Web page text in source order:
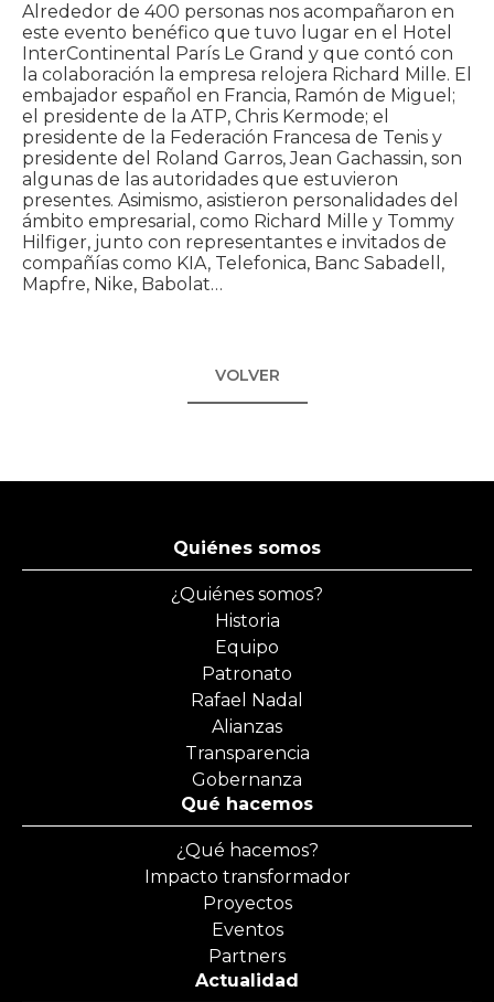
Alrededor de 400 personas nos acompañaron en
este evento benéfico que tuvo lugar en el Hotel
InterContinental París Le Grand y que contó con
la colaboración la empresa relojera Richard Mille. El
embajador español en Francia, Ramón de Miguel;
el presidente de la ATP, Chris Kermode; el
presidente de la Federación Francesa de Tenis y
presidente del Roland Garros, Jean Gachassin, son
algunas de las autoridades que estuvieron
presentes. Asimismo, asistieron personalidades del
ámbito empresarial, como Richard Mille y Tommy
Hilfiger, junto con representantes e invitados de
compañías como KIA, Telefonica, Banc Sabadell,
Mapfre, Nike, Babolat…
VOLVER
Quiénes somos
¿Quiénes somos?
Historia
Equipo
Patronato
Rafael Nadal
Alianzas
Transparencia
Gobernanza
Qué hacemos
¿Qué hacemos?
Impacto transformador
Proyectos
Eventos
Partners
Actualidad